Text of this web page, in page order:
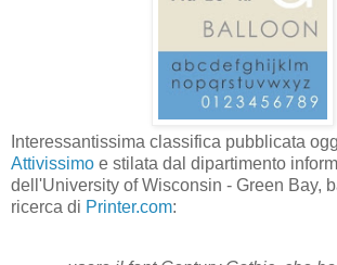
Interessantissima classifica pubblicata
Attivissimo e stilata dal dipartimento
dell'University of Wisconsin - Green Bay,
ricerca di Printer.com: